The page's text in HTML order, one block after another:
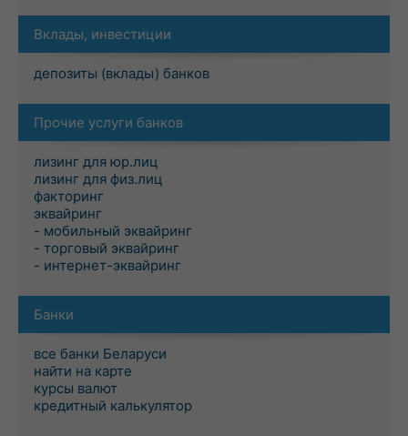
Вклады, инвестиции
депозиты (вклады) банков
Прочие услуги банков
лизинг для юр.лиц
лизинг для физ.лиц
факторинг
эквайринг
- мобильный эквайринг
- торговый эквайринг
- интернет-эквайринг
Банки
все банки Беларуси
найти на карте
курсы валют
кредитный калькулятор